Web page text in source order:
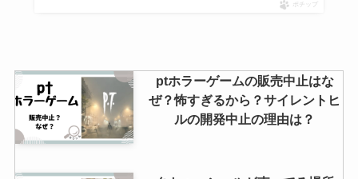
ポチップ
ptホラーゲームの販売中止はな
ぜ？怖すぎるから？サイレントヒ
ルの開発中止の理由は？